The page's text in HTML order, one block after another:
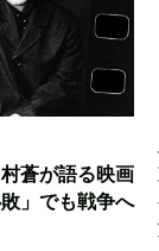
蒼が語る映画
」でも戦争へ